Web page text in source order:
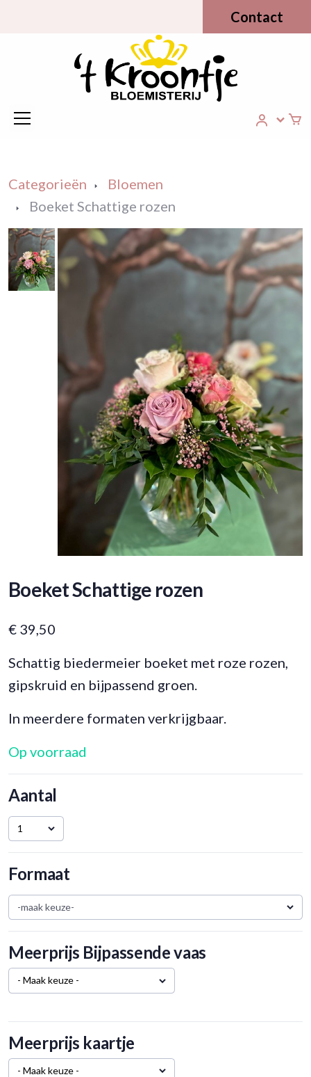
Contact
Categorieën
Bloemen
Boeket Schattige rozen
Boeket Schattige rozen
€ 39,50
Schattig biedermeier boeket met roze rozen,
gipskruid en bijpassend groen.
In meerdere formaten verkrijgbaar.
Op voorraad
Aantal
1
Formaat
-maak keuze-
Meerprijs Bijpassende vaas
- Maak keuze -
Meerprijs kaartje
- Maak keuze -